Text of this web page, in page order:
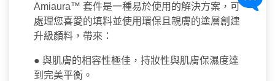
Amiaura™ 套件是一種易於使用的解決方案，可
處理您喜愛的填料並使用環保且親膚的塗層創建
升級顏料，帶來：
● 與肌膚的相容性極佳，持妝性與肌膚保濕度達
到完美平衡。